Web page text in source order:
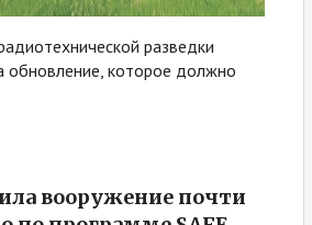
разведки
обновление, которое должно
вооружение почти